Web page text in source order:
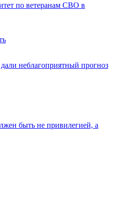
по ветеранам СВО в
неблагоприятный прогноз
быть не привилегией, а